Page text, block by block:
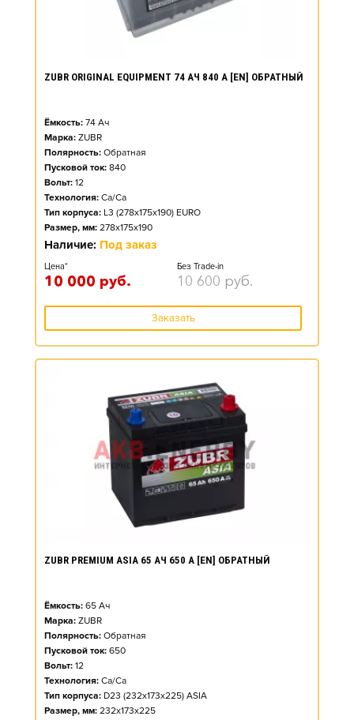
ZUBR ORIGINAL EQUIPMENT 74 АЧ 840 А [EN] ОБРАТНЫЙ
Ёмкость: 74 Ач
Марка: ZUBR
Полярность: Обратная
Пусковой ток: 840
Вольт: 12
Технология: Ca/Ca
Тип корпуса: L3 (278x175x190) EURO
Размер, мм: 278x175x190
Наличие: Под заказ
Цена*
10 000 руб.
Без Trade-in
10 600 руб.
Заказать
ZUBR PREMIUM ASIA 65 АЧ 650 А [EN] ОБРАТНЫЙ
Ёмкость: 65 Ач
Марка: ZUBR
Полярность: Обратная
Пусковой ток: 650
Вольт: 12
Технология: Ca/Ca
Тип корпуса: D23 (232x173x225) ASIA
Размер, мм: 232x173x225